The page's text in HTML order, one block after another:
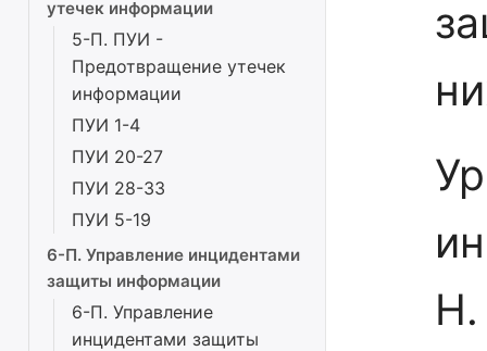
утечек информации
5-П. ПУИ -
Предотвращение утечек
информации
ПУИ 1-4
ПУИ 20-27
ПУИ 28-33
ПУИ 5-19
6-П. Управление инцидентами
защиты информации
6-П. Управление
инцидентами защиты
Н.